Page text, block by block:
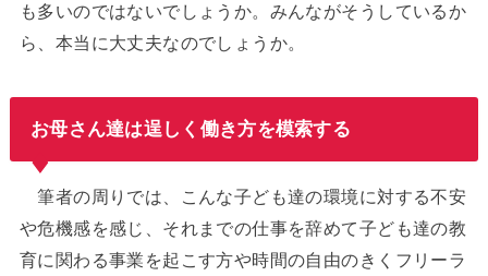
も多いのではないでしょうか。みんながそうしているか
ら、本当に大丈夫なのでしょうか。
お母さん達は逞しく働き方を模索する
筆者の周りでは、こんな子ども達の環境に対する不安
や危機感を感じ、それまでの仕事を辞めて子ども達の教
育に関わる事業を起こす方や時間の自由のきくフリーラ